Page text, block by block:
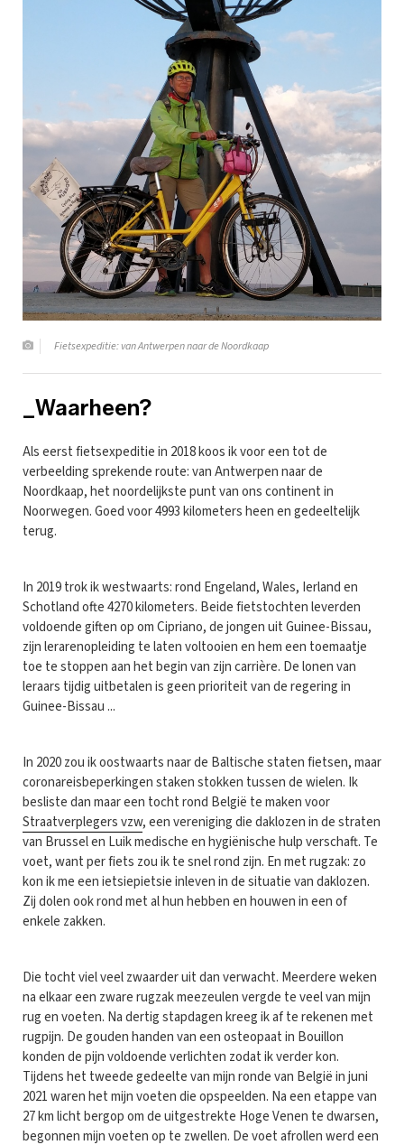
Fietsexpeditie: van Antwerpen naar de Noordkaap
_Waarheen?
Als eerst fietsexpeditie in 2018 koos ik voor een tot de
verbeelding sprekende route: van Antwerpen naar de
Noordkaap, het noordelijkste punt van ons continent in
Noorwegen. Goed voor 4993 kilometers heen en gedeeltelijk
terug.
In 2019 trok ik westwaarts: rond Engeland, Wales, Ierland en
Schotland ofte 4270 kilometers. Beide fietstochten leverden
voldoende giften op om Cipriano, de jongen uit Guinee-Bissau,
zijn lerarenopleiding te laten voltooien en hem een toemaatje
toe te stoppen aan het begin van zijn carrière. De lonen van
leraars tijdig uitbetalen is geen prioriteit van de regering in
Guinee-Bissau ...
In 2020 zou ik oostwaarts naar de Baltische staten fietsen, maar
coronareisbeperkingen staken stokken tussen de wielen. Ik
besliste dan maar een tocht rond België te maken voor
Straatverplegers vzw, een vereniging die daklozen in de straten
van Brussel en Luik medische en hygiënische hulp verschaft. Te
voet, want per fiets zou ik te snel rond zijn. En met rugzak: zo
kon ik me een ietsiepietsie inleven in de situatie van daklozen.
Zij dolen ook rond met al hun hebben en houwen in een of
enkele zakken.
Die tocht viel veel zwaarder uit dan verwacht. Meerdere weken
na elkaar een zware rugzak meezeulen vergde te veel van mijn
rug en voeten. Na dertig stapdagen kreeg ik af te rekenen met
rugpijn. De gouden handen van een osteopaat in Bouillon
konden de pijn voldoende verlichten zodat ik verder kon.
Tijdens het tweede gedeelte van mijn ronde van België in juni
2021 waren het mijn voeten die opspeelden. Na een etappe van
27 km licht bergop om de uitgestrekte Hoge Venen te dwarsen,
begonnen mijn voeten op te zwellen. De voet afrollen werd een